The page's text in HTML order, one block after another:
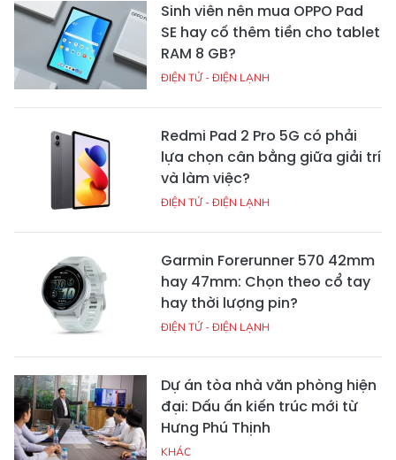
Sinh viên nên mua OPPO Pad
SE hay cố thêm tiền cho tablet
RAM 8 GB?
ĐIỆN TỬ - ĐIỆN LẠNH
Redmi Pad 2 Pro 5G có phải
lựa chọn cân bằng giữa giải trí
và làm việc?
ĐIỆN TỬ - ĐIỆN LẠNH
Garmin Forerunner 570 42mm
hay 47mm: Chọn theo cổ tay
hay thời lượng pin?
ĐIỆN TỬ - ĐIỆN LẠNH
Dự án tòa nhà văn phòng hiện
đại: Dấu ấn kiến trúc mới từ
Hưng Phú Thịnh
KHÁC